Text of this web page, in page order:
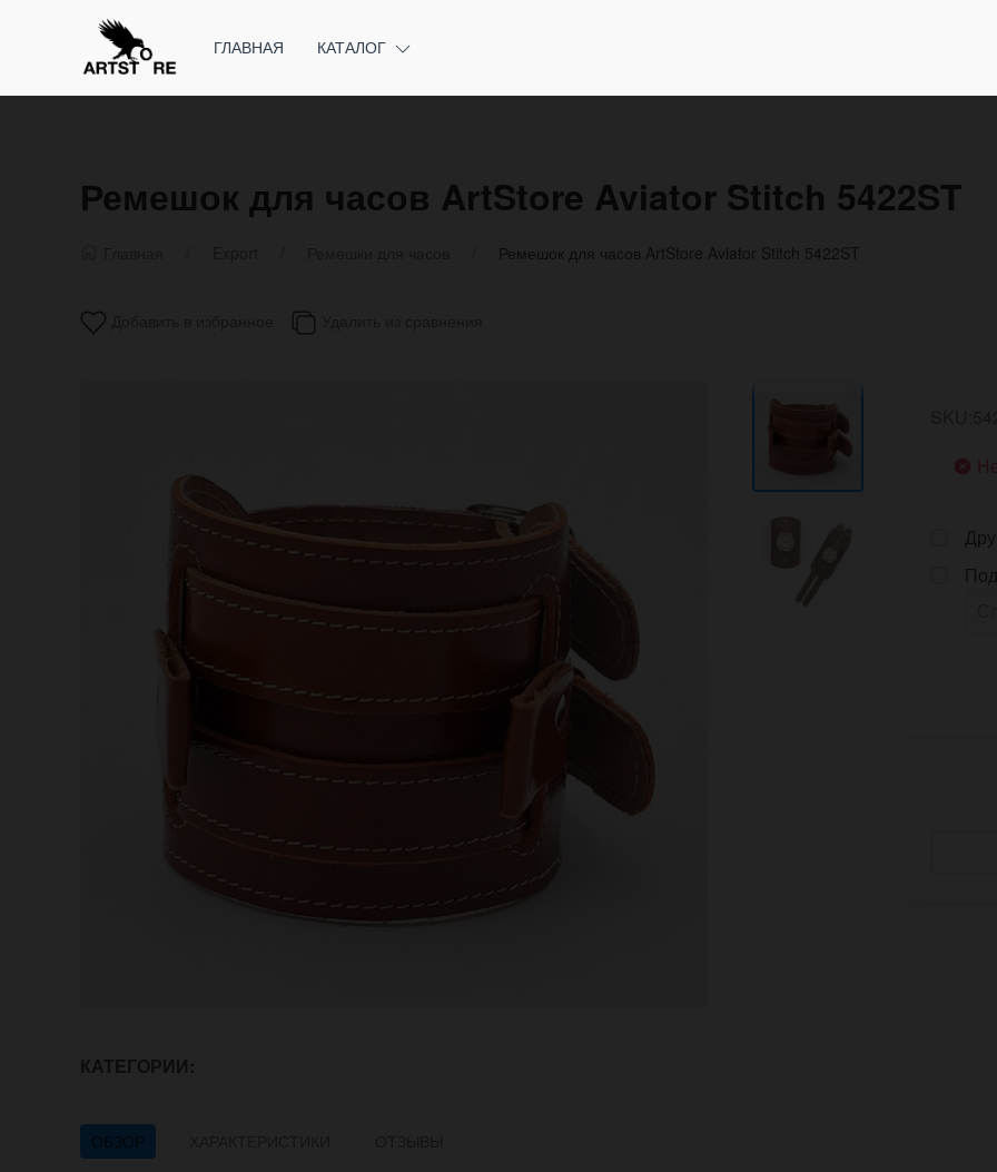
ГЛАВНАЯ КАТАЛОГ
Ремешок для часов ArtStore Aviator Stitch 5422ST
Ремешок для часов ArtStore Aviator Stitch 5422ST
КАТЕГОРИИ:
ОБЗОР